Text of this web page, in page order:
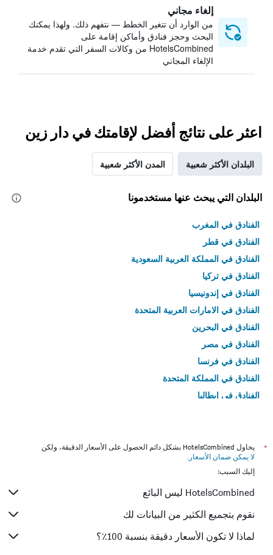
إلغاء مجاني
من الوارد أن تتغير الخطط — نتفهم ذلك. ولهذا يمكنك
البحث وحجز فنادق وأماكن إقامة على
HotelsCombined من وكالات السفر التي تقدم خدمة
الإلغاء المجاني
اعثر على نتائج أفضل لإقامتك في دار زين
البلدان الأكثر شعبية المدن الأكثر شعبية
البلدان التي يبحث عنها مستخدمونا
الفنادق في المغرب
الفنادق في قطر
الفنادق في المملكة العربية السعودية
الفنادق في تركيا
الفنادق في إندونيسيا
الفنادق في الامارات العربية المتحدة
الفنادق في البحرين
الفنادق في مصر
الفنادق في فرنسا
الفنادق في المملكة المتحدة
الفنادق في إيطاليا
*
يحاول HotelsCombined بشكل دائم الحصول على الأسعار الدقيقة، ولكن
لا يمكن ضمان الأسعار .
إليك السبب:
HotelsCombined ليس البائع
نقوم بتجميع الكثير من البيانات لك
لماذا لا تكون الأسعار دقيقة بنسبة 100٪؟